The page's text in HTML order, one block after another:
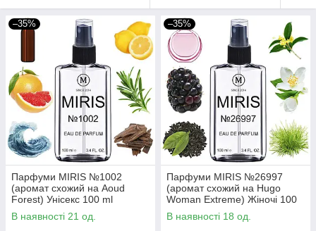
–35%
Парфуми MIRIS №1002
(аромат схожий на Aoud
Forest) Унісекс 100 ml
В наявності 21 од.
–35%
Парфуми MIRIS №26997
(аромат схожий на Hugo
Woman Extreme) Жіночі 100
ml
В наявності 18 од.